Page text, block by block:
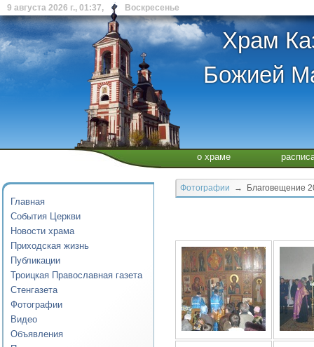
9 августа 2026 г., 01:37, Воскресенье
Храм
Божией
о храме
Главная
События Церкви
Новости храма
Приходская жизнь
Публикации
Троицкая Православная газета
Стенгазета
Фотографии
Видео
Объявления
Фотографии → Благовещение